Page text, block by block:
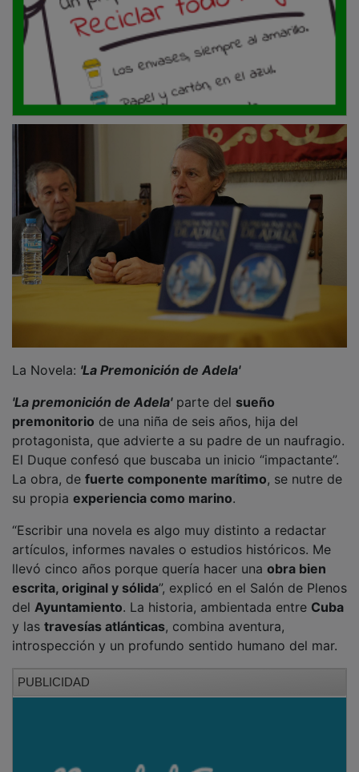
premonitoriode una niña de seis años, hija del
protagonista, que advierte a su padre de un naufragio.
El Duque confesó que buscaba un inicio “impactante”.
La obra, defuerte componente marítimo, se nutre de
su propiaexperiencia como marino.
artículos, informes navales o estudios históricos. Me
llevó cinco años porque quería hacer unaobra bien
escrita, original y sólida ”, explicó en el Salón de Plenos
delAyuntamiento . La historia, ambientada entre Cuba
y lastravesías atlánticas, combina aventura,
introspección y un profundo sentido humano del mar.